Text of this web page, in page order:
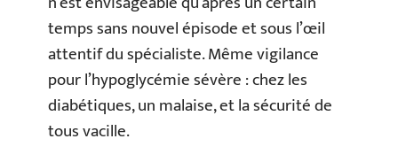
temps sans nouvel épisode et sous l’œil
attentif du spécialiste. Même vigilance
pour l’hypoglycémie sévère : chez les
diabétiques, un malaise, et la sécurité de
tous vacille.